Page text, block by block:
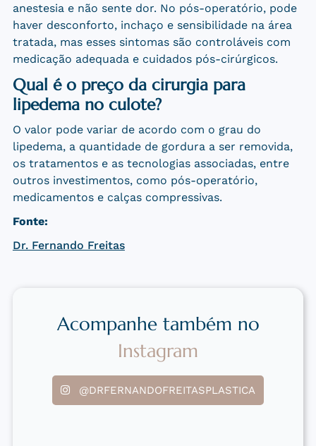
anestesia e não sente dor. No pós-operatório, pode
haver desconforto, inchaço e sensibilidade na área
tratada, mas esses sintomas são controláveis com
medicação adequada e cuidados pós-cirúrgicos.
Qual é o preço da cirurgia para
lipedema no culote?
O valor pode variar de acordo com o grau do
lipedema, a quantidade de gordura a ser removida,
os tratamentos e as tecnologias associadas, entre
outros investimentos, como pós-operatório,
medicamentos e calças compressivas.
Fonte:
Dr. Fernando Freitas
Acompanhe também no
Instagram
@DRFERNANDOFREITASPLASTICA